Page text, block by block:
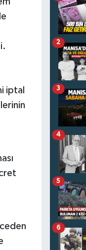
iptal
2
3
4
5
6